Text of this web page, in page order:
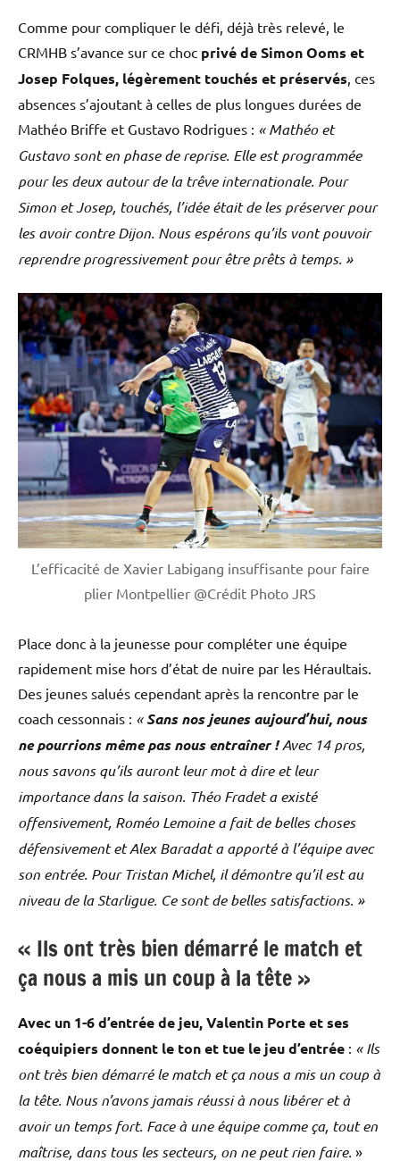
Comme pour compliquer le défi, déjà très relevé, le
CRMHB s’avance sur ce choc privé de Simon Ooms et
Josep Folques, légèrement touchés et préservés, ces
absences s’ajoutant à celles de plus longues durées de
Mathéo Briffe et Gustavo Rodrigues : « Mathéo et
Gustavo sont en phase de reprise. Elle est programmée
pour les deux autour de la trêve internationale. Pour
Simon et Josep, touchés, l’idée était de les préserver pour
les avoir contre Dijon. Nous espérons qu’ils vont pouvoir
reprendre progressivement pour être prêts à temps. »
L’efficacité de Xavier Labigang insuffisante pour faire
plier Montpellier @Crédit Photo JRS
Place donc à la jeunesse pour compléter une équipe
rapidement mise hors d’état de nuire par les Héraultais.
Des jeunes salués cependant après la rencontre par le
coach cessonnais : «Sans nos jeunes aujourd’hui, nous
ne pourrions même pas nous entraîner !Avec 14 pros,
nous savons qu’ils auront leur mot à dire et leur
importance dans la saison. Théo Fradet a existé
offensivement, Roméo Lemoine a fait de belles choses
défensivement et Alex Baradat a apporté à l’équipe avec
son entrée. Pour Tristan Michel, il démontre qu’il est au
niveau de la Starligue. Ce sont de belles satisfactions. »
« Ils ont très bien démarré le match et
ça nous a mis un coup à la tête »
Avec un 1-6 d’entrée de jeu, Valentin Porte et ses
coéquipiers donnent le ton et tue le jeu d’entrée : « Ils
ont très bien démarré le match et ça nous a mis un coup à
la tête. Nous n’avons jamais réussi à nous libérer et à
avoir un temps fort. Face à une équipe comme ça, tout en
maîtrise, dans tous les secteurs, on ne peut rien faire. »